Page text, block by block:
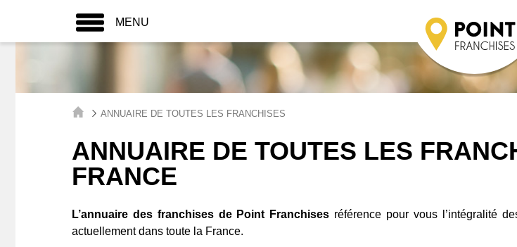
MENU
ANNUAIRE DE TOUTES LES FRANCHISES
ANNUAIRE DE TOUTES LES
FRANCE
L’annuaire des franchises de Point Franchises référence pour vous l’intégralité
actuellement dans toute la France.